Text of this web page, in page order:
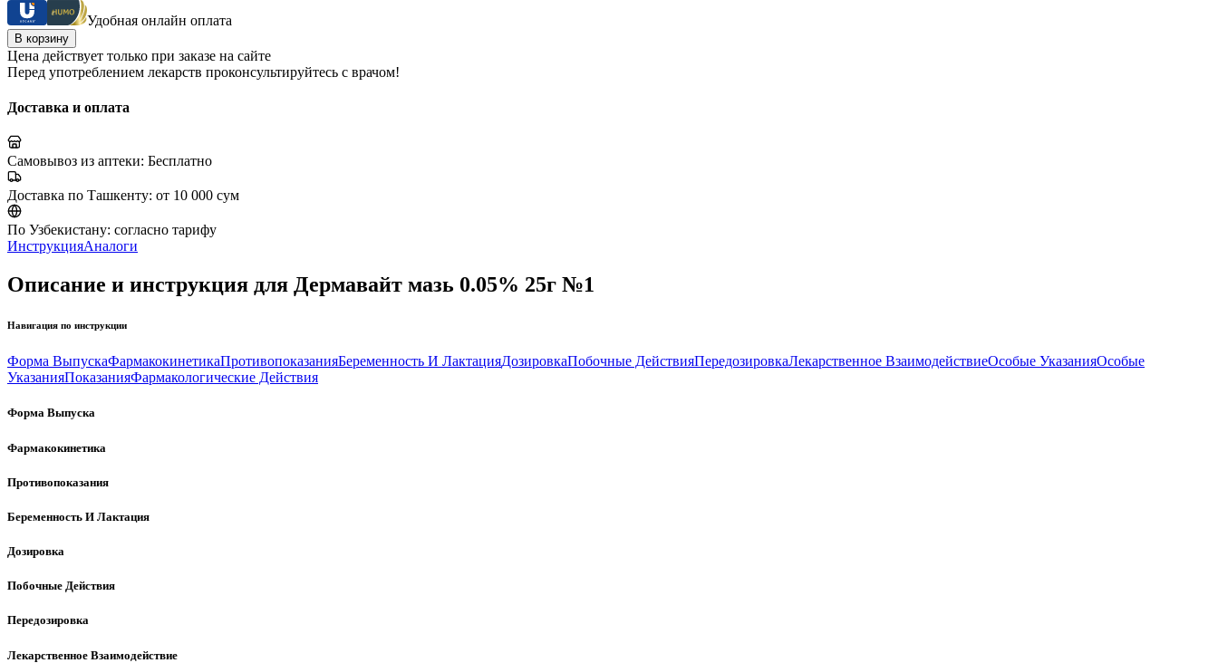
Удобная онлайн оплата
В корзину
Цена действует только при заказе на сайте
Перед употреблением лекарств проконсультируйтесь с врачом!
Доставка и оплата
Самовывоз из аптеки: Бесплатно
Доставка по Ташкенту: от 10 000 сум
По Узбекистану: согласно тарифу
ИнструкцияАналоги
Описание и инструкция для Дермавайт мазь 0.05% 25г №1
Навигация по инструкции
Форма ВыпускаФармакокинетикаПротивопоказанияБеременность И ЛактацияДозировкаПобочные ДействияПередозировкаЛекарственное ВзаимодействиеОсобые УказанияОсобые
УказанияПоказанияФармакологические Действия
Форма Выпуска
Фармакокинетика
Противопоказания
Беременность И Лактация
Дозировка
Побочные Действия
Передозировка
Лекарственное Взаимодействие